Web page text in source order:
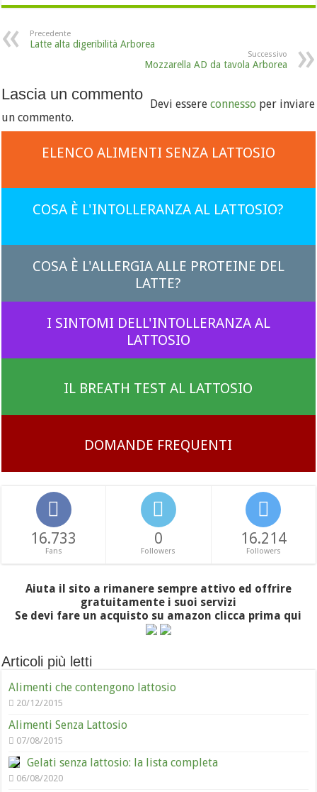
Precedente
Latte alta digeribilità Arborea
Successivo
Mozzarella AD da tavola Arborea
Lascia un commento
Devi essereconnesso per inviare
un commento.
ELENCO ALIMENTI SENZA LATTOSIO
COSA È L'INTOLLERANZA AL LATTOSIO?
COSA È L'ALLERGIA ALLE PROTEINE DEL
LATTE?
I SINTOMI DELL'INTOLLERANZA AL
LATTOSIO
IL BREATH TEST AL LATTOSIO
DOMANDE FREQUENTI
16.733
Fans
0
Followers
16.214
Followers
Aiuta il sito a rimanere sempre attivo ed offrire
gratuitamente i suoi servizi
Se devi fare un acquisto su amazon clicca prima qui
Articoli più letti
Alimenti che contengono lattosio
20/12/2015
Alimenti Senza Lattosio
07/08/2015
Gelati senza lattosio: la lista completa
06/08/2020